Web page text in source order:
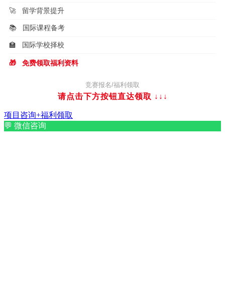
🚀 留学背景提升
📚 国际课程备考
🏫 国际学校择校
🎁 免费领取福利资料
竞赛报名/福利领取
请点击下方按钮直达领取 ↓↓↓
项目咨询+福利领取
💬 微信咨询